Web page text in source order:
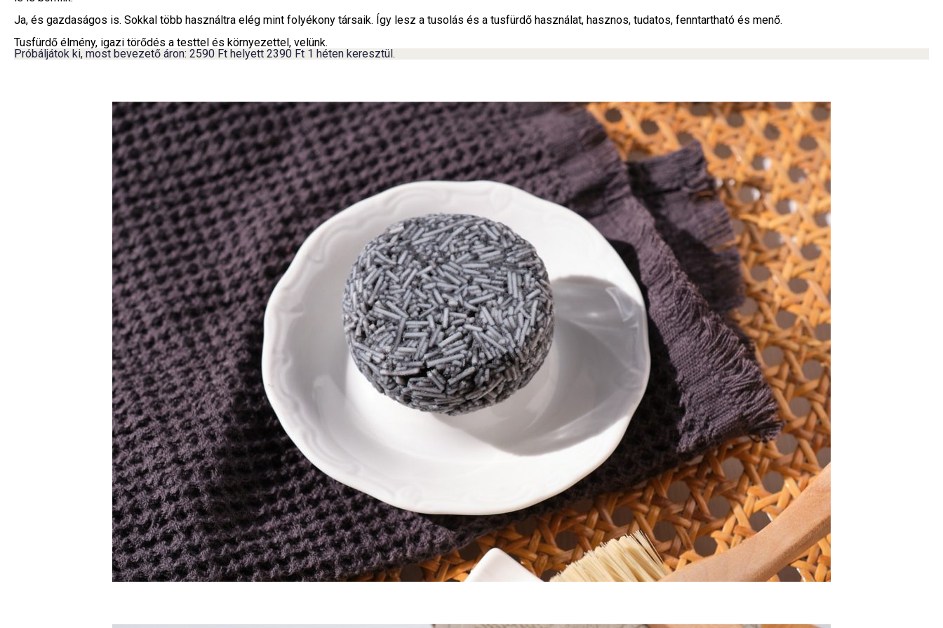
Ja, és gazdaságos is. Sokkal több használtra elég mint folyékony társaik. Így lesz a tusolás és a tusfürdő használat, hasznos, tudatos, fenntartható és menő.
Tusfürdő élmény, igazi törődés a testtel és környezettel, velünk.
Próbáljátok ki, most bevezető áron: 2590 Ft helyett 2390 Ft 1 héten keresztül.